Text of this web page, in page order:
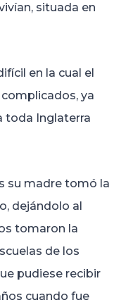
situada en
en la cual el
ya
toda Inglaterra
su madre tomó la
dejándolo al
tomaron la
de los
pudiese recibir
cuando fue